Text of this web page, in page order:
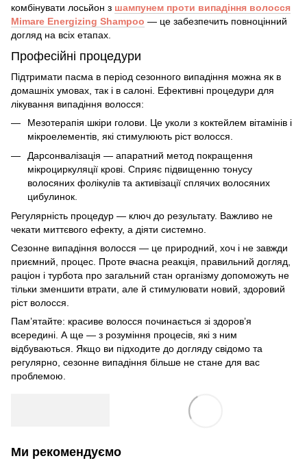
комбінувати лосьйон з шампунем проти випадіння волосся
Mimare Energizing Shampoo — це забезпечить повноцінний
догляд на всіх етапах.
Професійні процедури
Підтримати пасма в період сезонного випадіння можна як в
домашніх умовах, так і в салоні. Ефективні процедури для
лікування випадіння волосся:
Мезотерапія шкіри голови. Це уколи з коктейлем вітамінів і
мікроелементів, які стимулюють ріст волосся.
Дарсонвалізація — апаратний метод покращення
мікроциркуляції крові. Сприяє підвищенню тонусу
волосяних фолікулів та активізації сплячих волосяних
цибулинок.
Регулярність процедур — ключ до результату. Важливо не
чекати миттєвого ефекту, а діяти системно.
Сезонне випадіння волосся — це природний, хоч і не завжди
приємний, процес. Проте вчасна реакція, правильний догляд,
раціон і турбота про загальний стан організму допоможуть не
тільки зменшити втрати, але й стимулювати новий, здоровий
ріст волосся.
Пам’ятайте: красиве волосся починається зі здоров’я
всередині. А ще — з розуміння процесів, які з ним
відбуваються. Якщо ви підходите до догляду свідомо та
регулярно, сезонне випадіння більше не стане для вас
проблемою.
Ми рекомендуємо